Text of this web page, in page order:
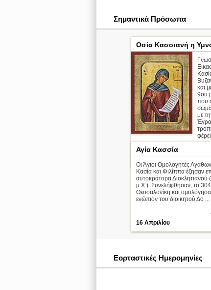
Σημαντικά Πρόσωπα
Οσία Κασσιανή η
και
9ου
που
με
Αγία Κασσία
Οι Άγιοι Ομολογητές
Κασία και Φιλίππα έζησαν
αυτοκράτορα Διοκλητιανού
μ.Χ.). Συνελήφθησαν, το
Θεσσαλονίκη και
ενώπιον του διοικητού Δο ...
16 Απριλίου
Εορταστικές Ημερομηνίες